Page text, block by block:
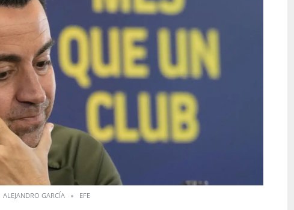
ALEJANDRO GARCÍA
EFE